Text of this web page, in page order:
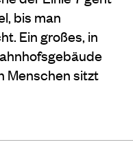
bis man
Ein großes, in
Menschen sitzt